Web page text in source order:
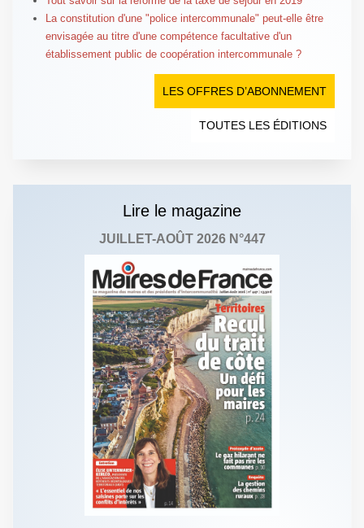
La constitution d'une "police intercommunale" peut-elle être
envisagée au titre d'une compétence facultative d'un
établissement public de coopération intercommunale ?
LES OFFRES D’ABONNEMENT
TOUTES LES ÉDITIONS
Lire le magazine
JUILLET-AOÛT 2026 N°447